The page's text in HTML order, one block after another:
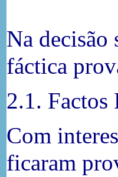
Na decisão
fáctica
2.1. Factos
Com
ficaram